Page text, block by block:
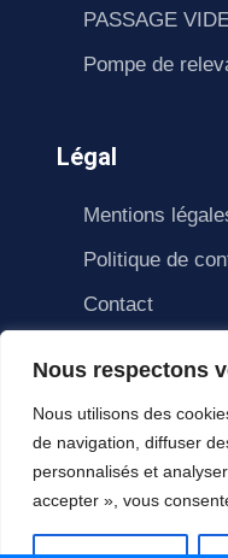
Nous respectons
Nous utilisons des
de navigation, diffuser
personnalisés et
accepter », vous
PASSAGE
Pompe de
Légal
Mentions
Politique de
Contact